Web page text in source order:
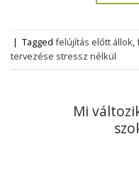
| Tagged felújítás előtt állok,
tervezése stressz nélkül
Mi